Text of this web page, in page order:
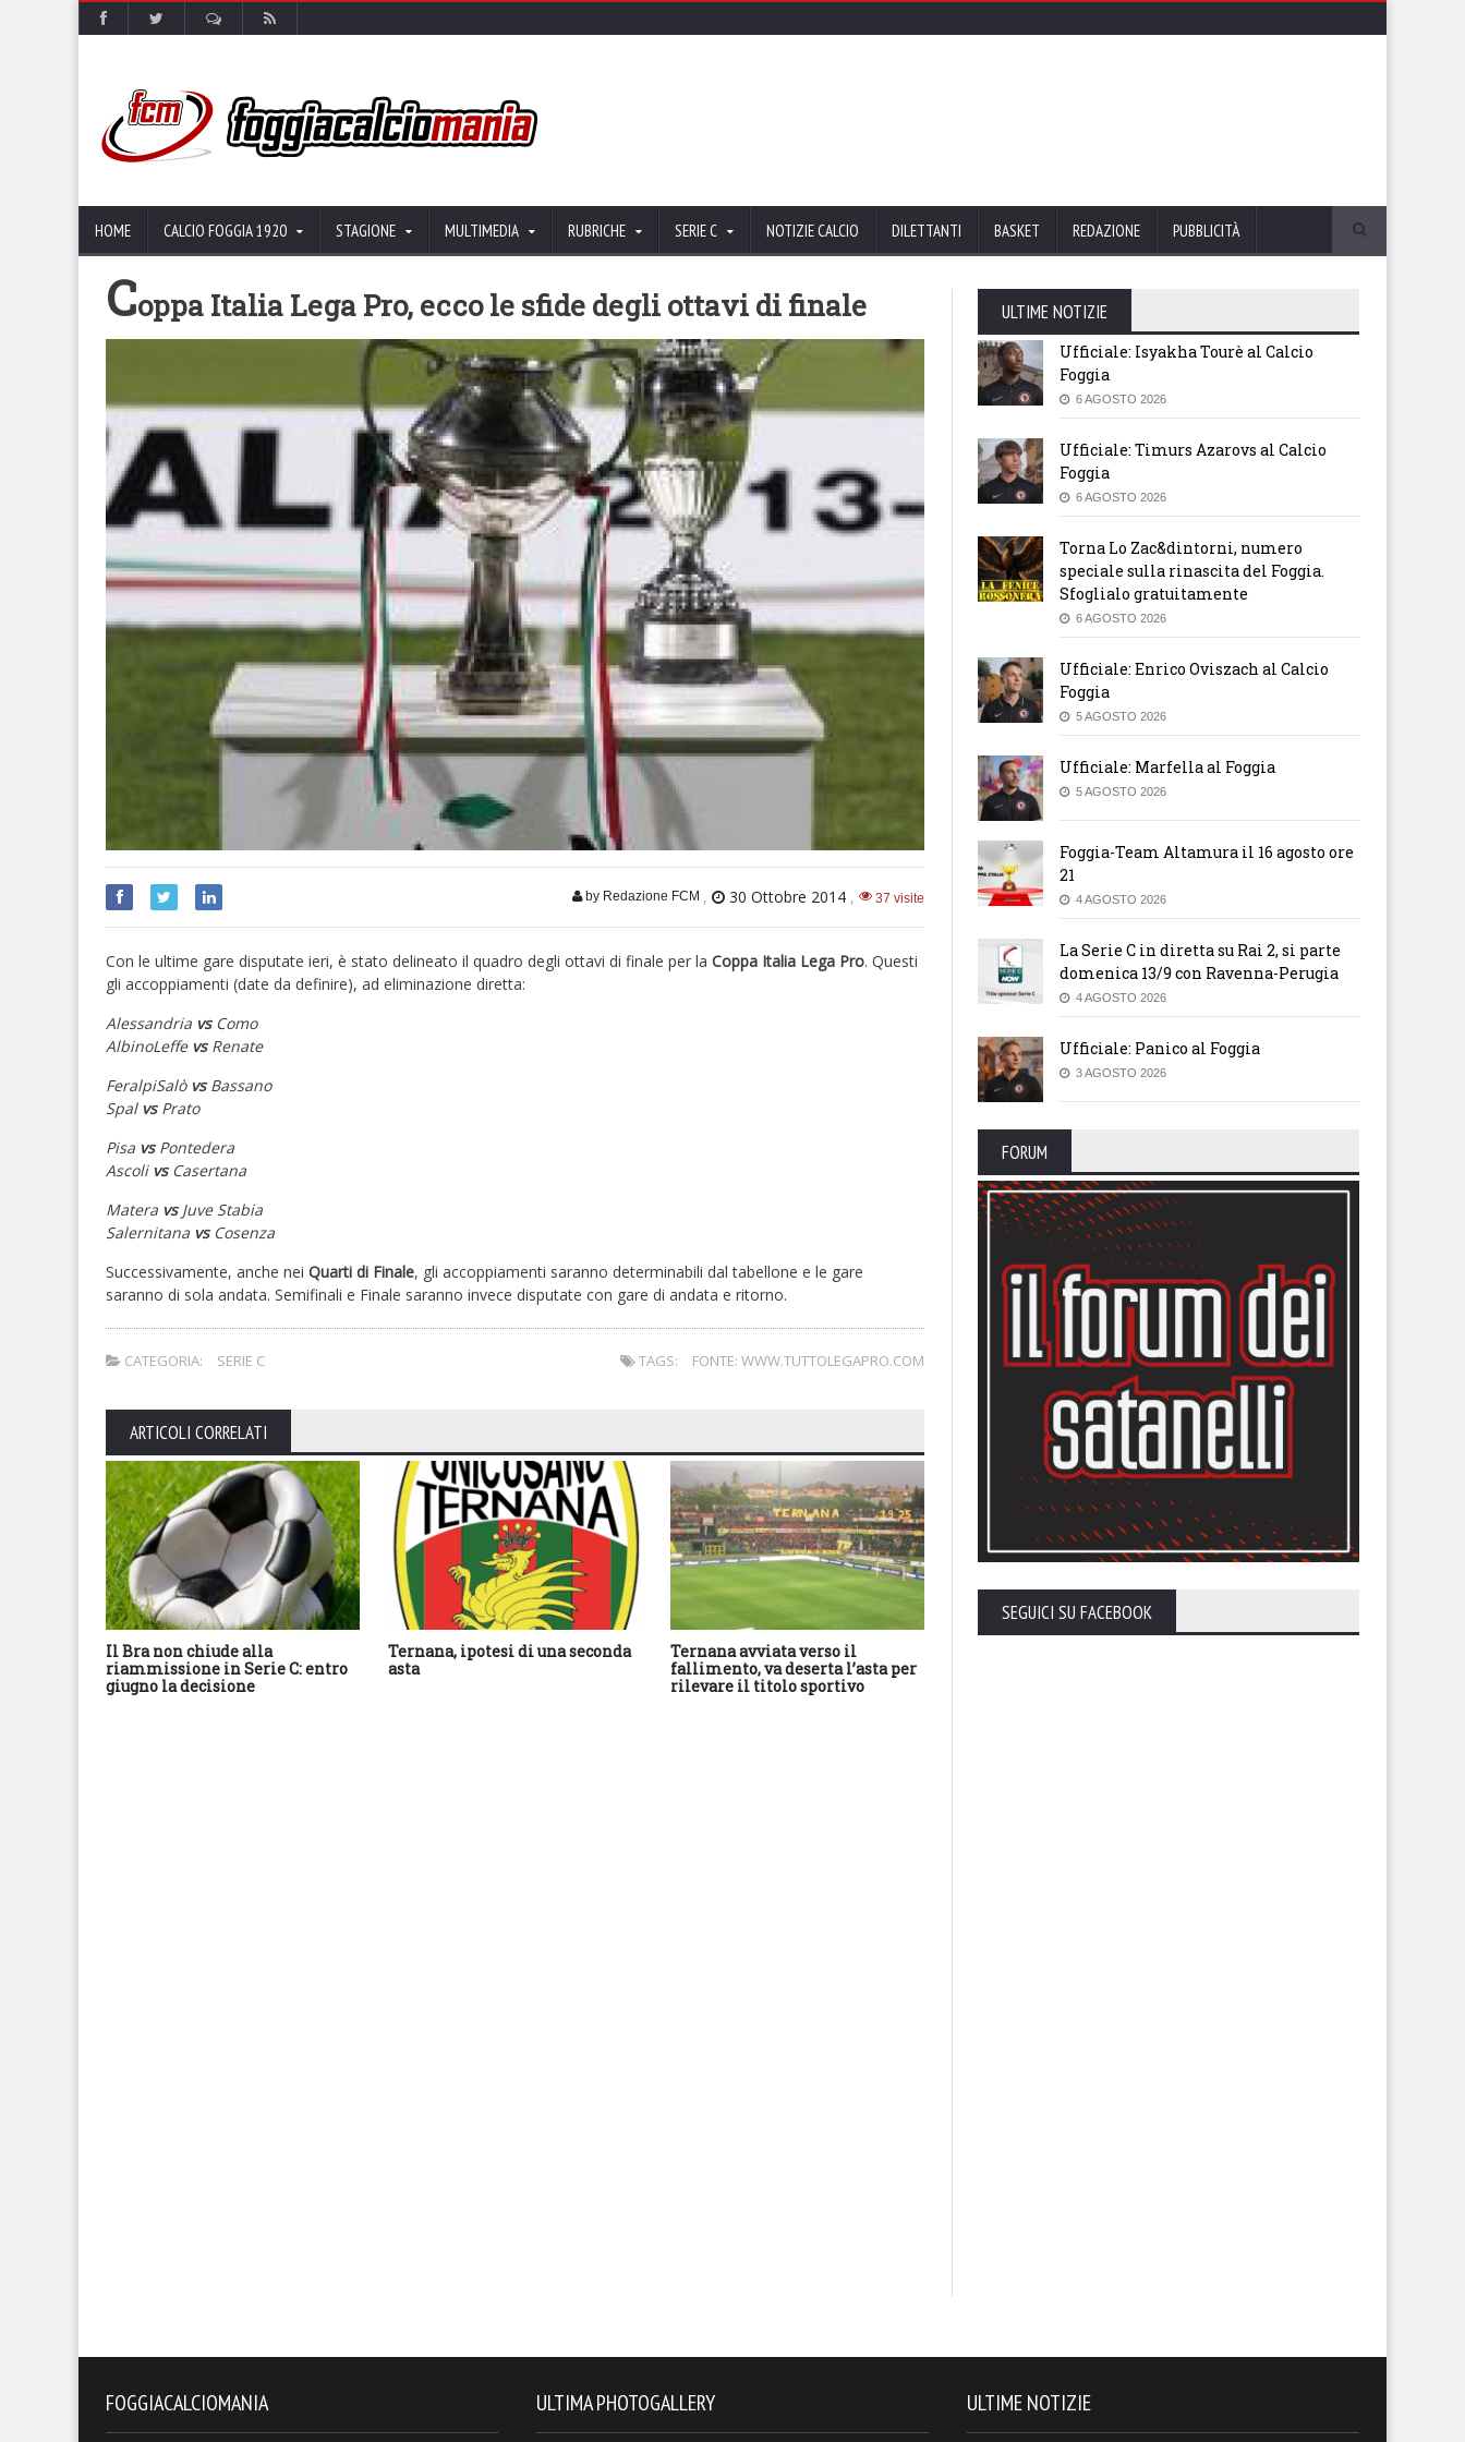
HOME CALCIO FOGGIA 1920 STAGIONE MULTIMEDIA RUBRICHE SERIE C NOTIZIE CALCIO DILETTANTI BASKET REDAZIONE PUBBLICITÀ
Coppa Italia Lega Pro, ecco le sfide degli ottavi di finale
by Redazione FCM , 30 Ottobre 2014 , 37 visite
Con le ultime gare disputate ieri, è stato delineato il quadro degli ottavi di finale per la Coppa Italia Lega Pro. Questi
gli accoppiamenti (date da definire), ad eliminazione diretta:
Alessandria vsComo
AlbinoLeffe vsRenate
FeralpiSalò vsBassano
Spal vsPrato
Pisa vsPontedera
Ascoli vsCasertana
Matera vsJuve Stabia
Salernitana vsCosenza
Successivamente, anche nei Quarti di Finale, gli accoppiamenti saranno determinabili dal tabellone e le gare
saranno di sola andata. Semifinali e Finale saranno invece disputate con gare di andata e ritorno.
CATEGORIA: SERIE C TAGS: FONTE: WWW.TUTTOLEGAPRO.COM
ARTICOLI CORRELATI
Il Bra non chiude alla
riammissione in Serie C: entro
giugno la decisione
Ternana, ipotesi di una seconda
asta
Ternana avviata verso il
fallimento, va deserta l’asta per
rilevare il titolo sportivo
ULTIME NOTIZIE
Ufficiale: Isyakha Tourè al Calcio
Foggia
6 AGOSTO 2026
Ufficiale: Timurs Azarovs al Calcio
Foggia
6 AGOSTO 2026
Torna Lo Zac&dintorni, numero
speciale sulla rinascita del Foggia.
Sfoglialo gratuitamente
6 AGOSTO 2026
Ufficiale: Enrico Oviszach al Calcio
Foggia
5 AGOSTO 2026
Ufficiale: Marfella al Foggia
5 AGOSTO 2026
Foggia-Team Altamura il 16 agosto ore
21
4 AGOSTO 2026
La Serie C in diretta su Rai 2, si parte
domenica 13/9 con Ravenna-Perugia
4 AGOSTO 2026
Ufficiale: Panico al Foggia
3 AGOSTO 2026
FORUM
SEGUICI SU FACEBOOK
FOGGIACALCIOMANIA ULTIMA PHOTOGALLERY ULTIME NOTIZIE